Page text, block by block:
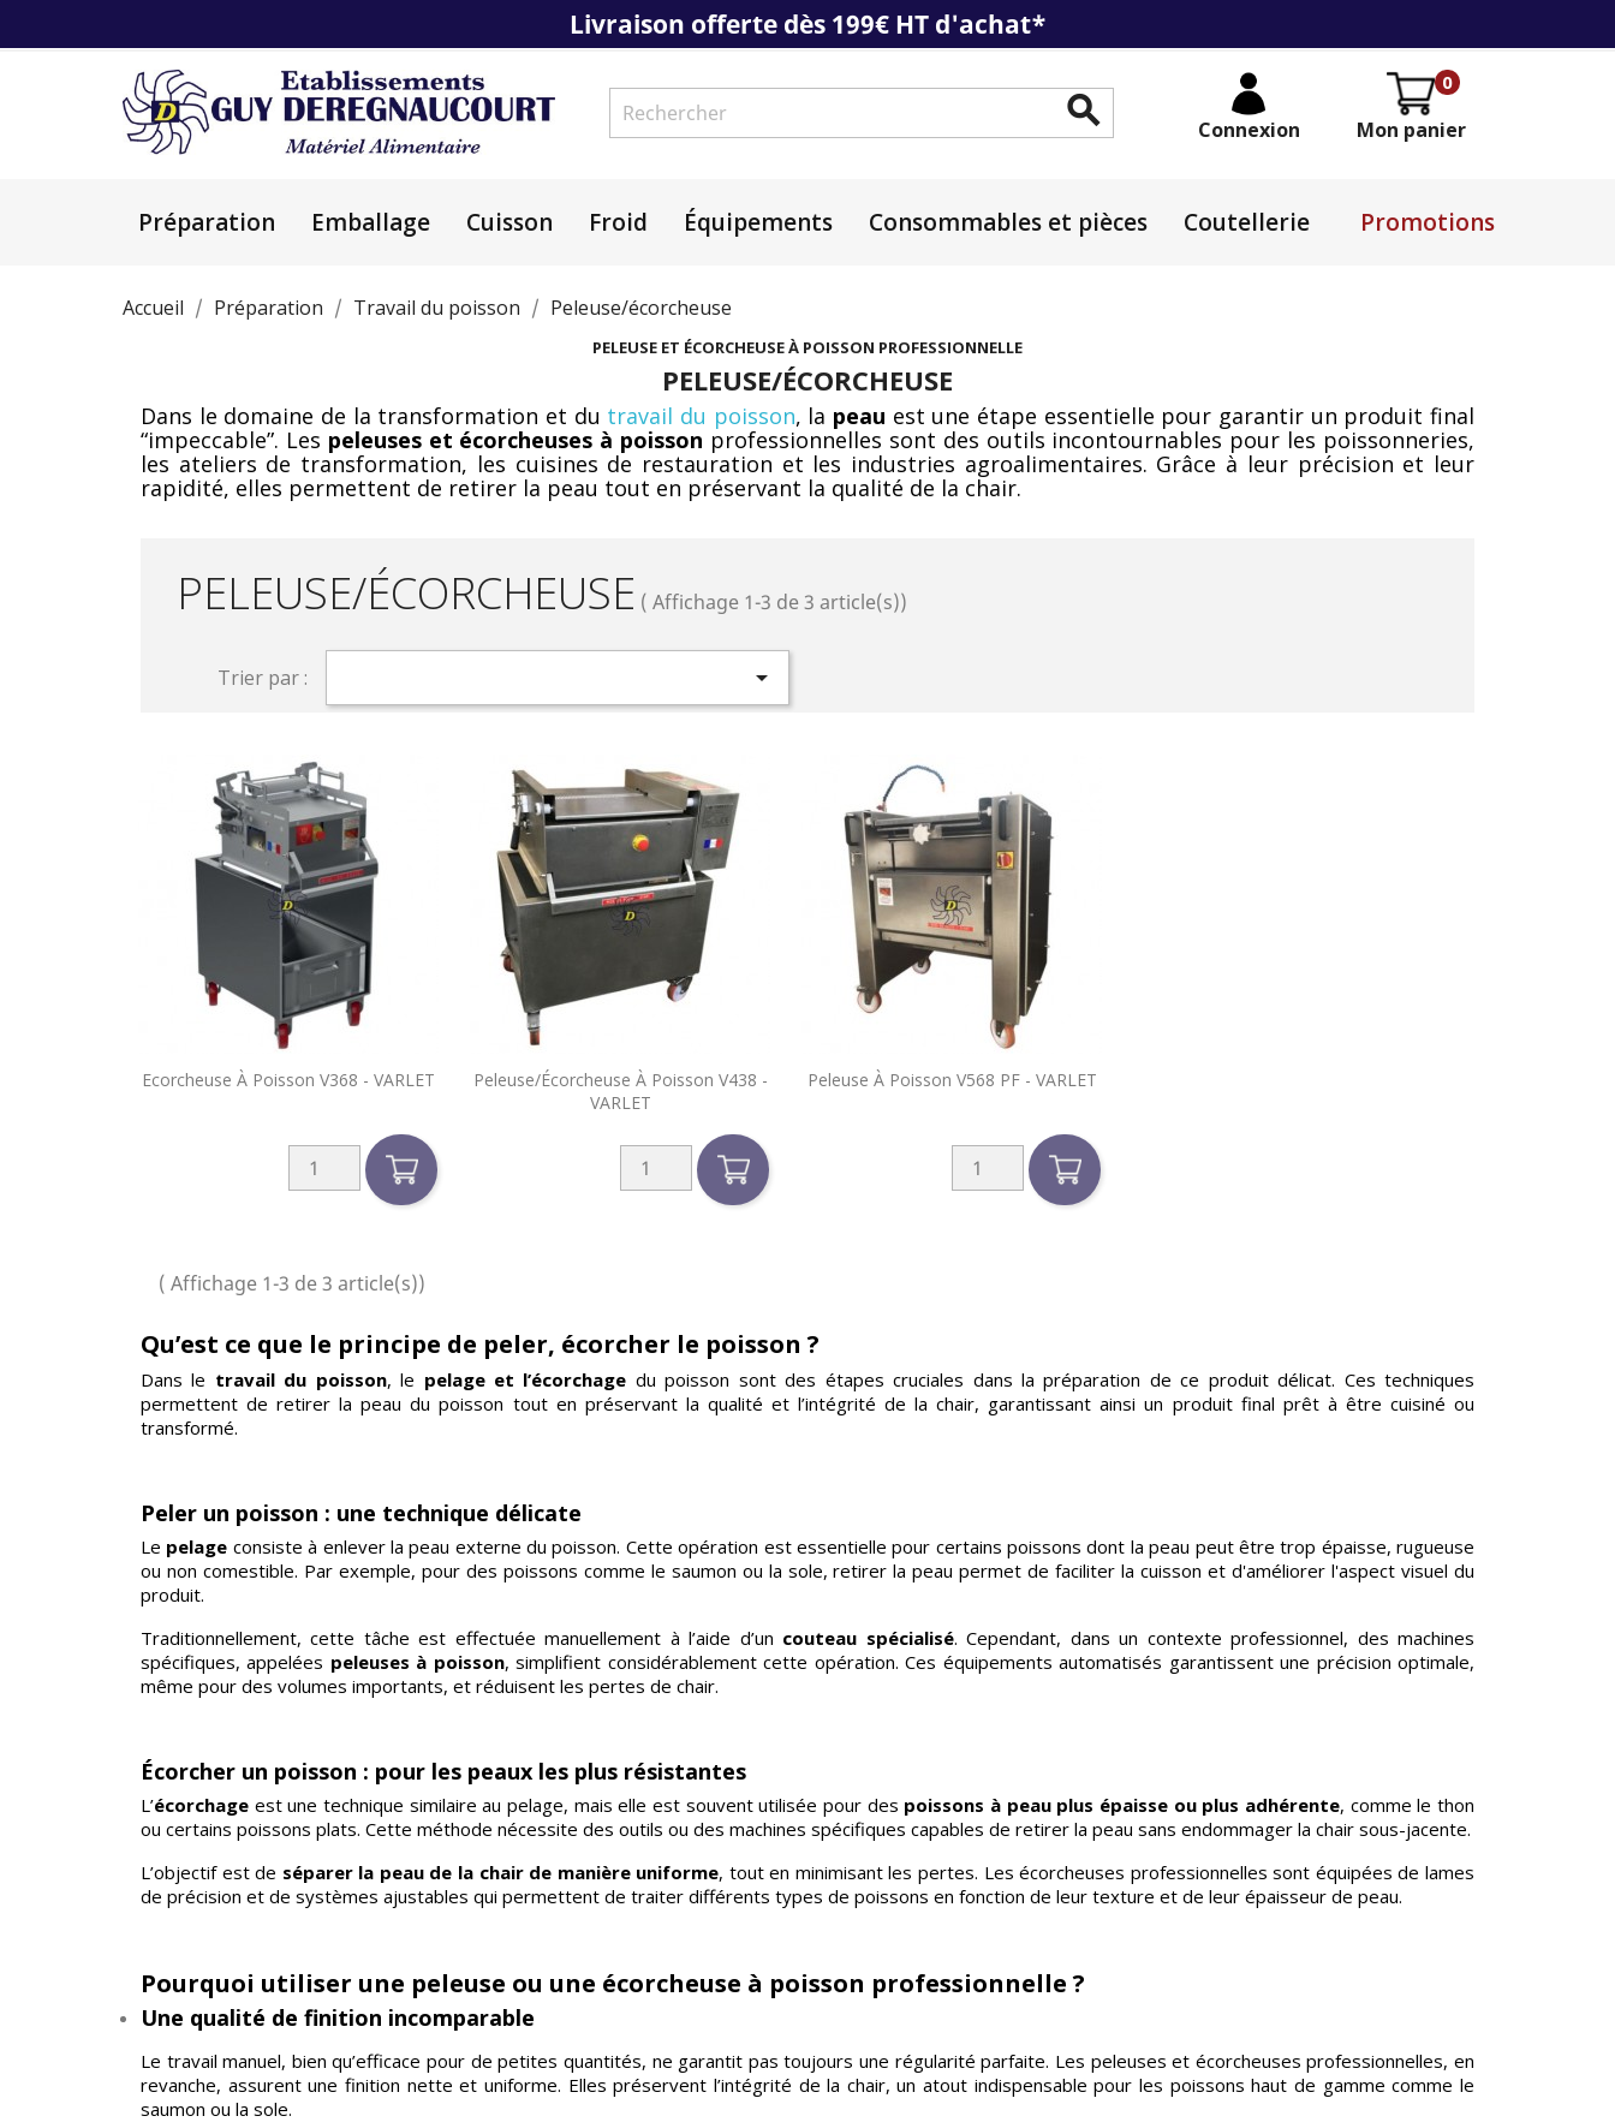
Livraison offerte dès 199€ HT d'achat*
0
Mon panier
 Connexion
Préparation Emballage Cuisson Froid Équipements Consommables et pièces Coutellerie Promotions
Accueil Préparation Travail du poisson Peleuse/écorcheuse
PELEUSE ET ÉCORCHEUSE À POISSON PROFESSIONNELLE
PELEUSE/ÉCORCHEUSE
Dans le domaine de la transformation et du travail du poisson, la peau est une étape essentielle pour garantir un produit final
“impeccable”. Les peleuses et écorcheuses à poisson professionnelles sont des outils incontournables pour les poissonneries,
les ateliers de transformation, les cuisines de restauration et les industries agroalimentaires. Grâce à leur précision et leur
rapidité, elles permettent de retirer la peau tout en préservant la qualité de la chair.
PELEUSE/ÉCORCHEUSE ( Affichage 1-3 de 3 article(s))
Trier par : 
Ecorcheuse À Poisson V368 - VARLET
Aperçu rapide
Peleuse/écorcheuse À Poisson V438 -
VARLET
Aperçu rapide Peleuse À Poisson V568 PF - VARLET
Aperçu rapide
( Affichage 1-3 de 3 article(s))
Qu’est ce que le principe de peler, écorcher le poisson ?
Dans le travail du poisson, le pelage et l’écorchage du poisson sont des étapes cruciales dans la préparation de ce produit délicat. Ces techniques
permettent de retirer la peau du poisson tout en préservant la qualité et l’intégrité de la chair, garantissant ainsi un produit final prêt à être cuisiné ou
transformé.
Peler un poisson : une technique délicate
Le pelage consiste à enlever la peau externe du poisson. Cette opération est essentielle pour certains poissons dont la peau peut être trop épaisse, rugueuse
ou non comestible. Par exemple, pour des poissons comme le saumon ou la sole, retirer la peau permet de faciliter la cuisson et d'améliorer l'aspect visuel du
produit.
Traditionnellement, cette tâche est effectuée manuellement à l’aide d’un couteau spécialisé. Cependant, dans un contexte professionnel, des machines
spécifiques, appelées peleuses à poisson, simplifient considérablement cette opération. Ces équipements automatisés garantissent une précision optimale,
même pour des volumes importants, et réduisent les pertes de chair.
Écorcher un poisson : pour les peaux les plus résistantes
L’écorchage est une technique similaire au pelage, mais elle est souvent utilisée pour des poissons à peau plus épaisse ou plus adhérente, comme le thon
ou certains poissons plats. Cette méthode nécessite des outils ou des machines spécifiques capables de retirer la peau sans endommager la chair sous-jacente.
L’objectif est de séparer la peau de la chair de manière uniforme, tout en minimisant les pertes. Les écorcheuses professionnelles sont équipées de lames
de précision et de systèmes ajustables qui permettent de traiter différents types de poissons en fonction de leur texture et de leur épaisseur de peau.
Pourquoi utiliser une peleuse ou une écorcheuse à poisson professionnelle ?
Une qualité de finition incomparable
Le travail manuel, bien qu’efficace pour de petites quantités, ne garantit pas toujours une régularité parfaite. Les peleuses et écorcheuses professionnelles, en
revanche, assurent une finition nette et uniforme. Elles préservent l’intégrité de la chair, un atout indispensable pour les poissons haut de gamme comme le
saumon ou la sole.